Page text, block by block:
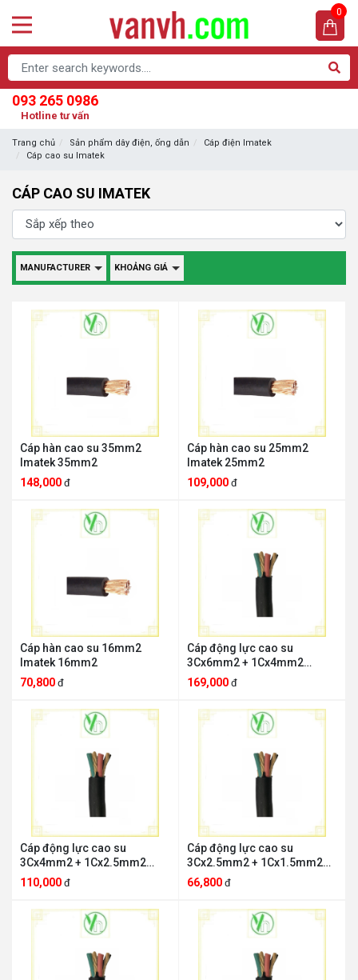
093 265 0986
Hotline tư vấn
0
Trang chủ Sản phẩm dây điện, ống dẫn
Cáp điện Imatek
Cáp cao su Imatek
CÁP CAO SU IMATEK
Cáp hàn cao su 35mm2
Imatek 35mm2
148,000 đ
Cáp hàn cao su 25mm2
Imatek 25mm2
109,000 đ
Cáp hàn cao su 16mm2
Imatek 16mm2
70,800 đ
Cáp động lực cao su
3Cx6mm2 + 1Cx4mm2
Imatek 3Cx6mm2 +
1Cx4mm2
169,000 đ
Cáp động lực cao su
3Cx4mm2 + 1Cx2.5mm2
Imatek 3Cx4mm2 +
1Cx2.5mm2
110,000 đ
Cáp động lực cao su
3Cx2.5mm2 + 1Cx1.5mm2
Imatek 3Cx2.5mm2 +
1Cx1.5mm2
66,800 đ
MANUFACTURER KHOẢNG GIÁ